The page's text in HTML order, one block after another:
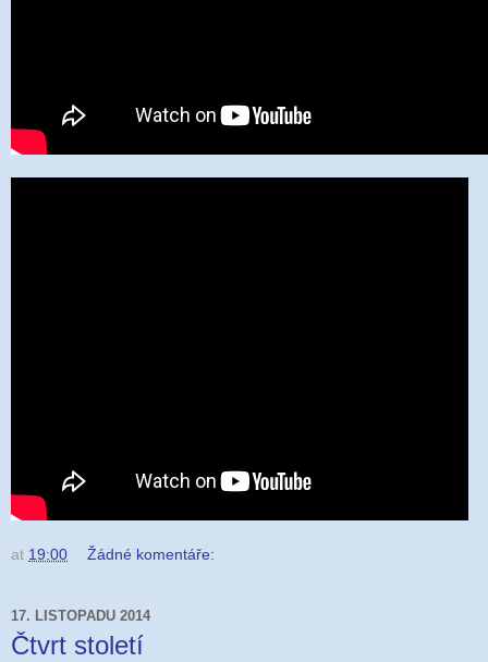
at 19:00 Žádné komentáře:
17. LISTOPADU 2014
Čtvrt století